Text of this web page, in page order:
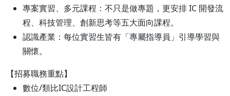
專案實習、多元課程：不只是做專題，更安排 IC 開發流
程、科技管理、創新思考等五大面向課程。
認識產業：每位實習生皆有「專屬指導員」引導學習與
關懷。
【招募職務重點】
數位/類比IC設計工程師